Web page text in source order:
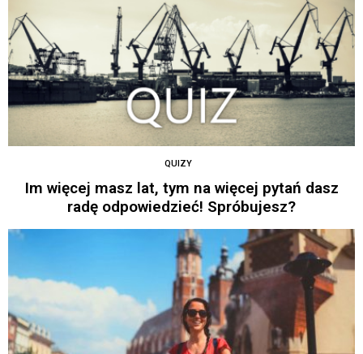
QUIZY
Im więcej masz lat, tym na więcej pytań dasz
radę odpowiedzieć! Spróbujesz?